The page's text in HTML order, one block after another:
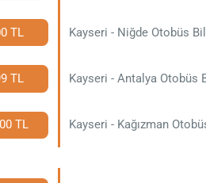
TL Kayseri - Niğde Otobüs
TL Kayseri - Antalya Otobüs
TL Kayseri - Kağızman